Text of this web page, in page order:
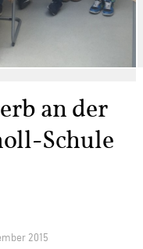
an der
Schule
2015